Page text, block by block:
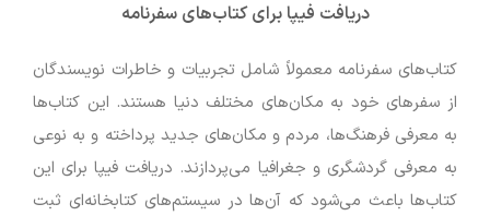
دریافت فیپا برای کتاب‌های سفرنامه
کتاب‌های سفرنامه معمولاً شامل تجربیات و خاطرات نویسندگان
از سفرهای خود به مکان‌های مختلف دنیا هستند. این کتاب‌ها
به معرفی فرهنگ‌ها، مردم و مکان‌های جدید پرداخته و به نوعی
به معرفی گردشگری و جغرافیا می‌پردازند. دریافت فیپا برای این
کتاب‌ها باعث می‌شود که آن‌ها در سیستم‌های کتابخانه‌ای ثبت